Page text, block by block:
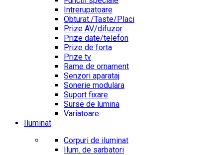
Intrerupatoare
Obturat./Taste/Placi
Prize AV/difuzor
Prize date/telefon
Prize de forta
Prize tv
Rame de ornament
Senzori aparataj
Sonerie modulara
Suport fixare
Surse de lumina
Variatoare
Iluminat
Corpuri de iluminat
Ilum. de sarbatori